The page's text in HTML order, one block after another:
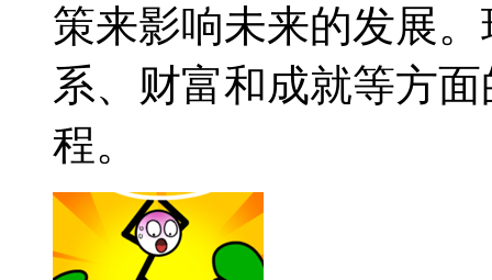
策来影响未来的发展
系、财富和成就等方
程。